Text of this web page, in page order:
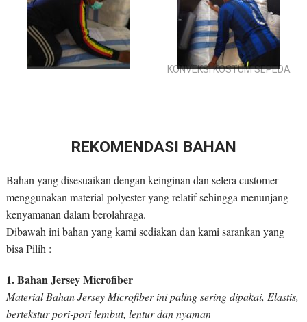
KONVEKSI KOSTUM SEPEDA
REKOMENDASI BAHAN
Bahan yang disesuaikan dengan keinginan dan selera customer
menggunakan material polyester yang relatif sehingga menunjang
kenyamanan dalam berolahraga.
Dibawah ini bahan yang kami sediakan dan kami sarankan yang
bisa Pilih :
1. Bahan Jersey Microfiber
Material Bahan Jersey Microfiber ini paling sering dipakai, Elastis,
bertekstur pori-pori lembut, lentur dan nyaman